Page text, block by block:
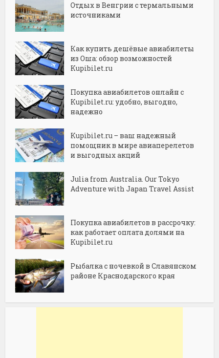
Отдых в Венгрии с термальными
источниками
Как купить дешёвые авиабилеты
из Оша: обзор возможностей
Kupibilet.ru
Покупка авиабилетов онлайн с
Kupibilet.ru: удобно, выгодно,
надежно
Kupibilet.ru – ваш надежный
помощник в мире авиаперелетов
и выгодных акций
Julia from Australia. Our Tokyo
Adventure with Japan Travel Assist
Покупка авиабилетов в рассрочку:
как работает оплата долями на
Kupibilet.ru
Рыбалка с ночевкой в Славянском
районе Краснодарского края